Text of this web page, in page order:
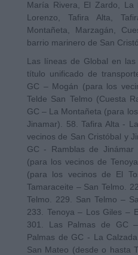
María Rivera, El Zardo, La
Lorenzo, Tafira Alta,
Montañeta, Marzagán,
barrio marinero de San
Las líneas de Global en
título unificado de
GC – Mogán (para los
Telde San Telmo (Cuesta
GC – La Montañeta (para
Jinamar). 58. Tafira Alta -
vecinos de San Cristóbal y
GC - Ramblas de Jinámar
(para los vecinos de
(para los vecinos de El
Tamaraceite – San Telmo.
Telmo. 229. San Telmo –
233. Tenoya – Los Giles –
301. Las Palmas de GC
Palmas de GC - La Calzada.
San Mateo (desde o hasta